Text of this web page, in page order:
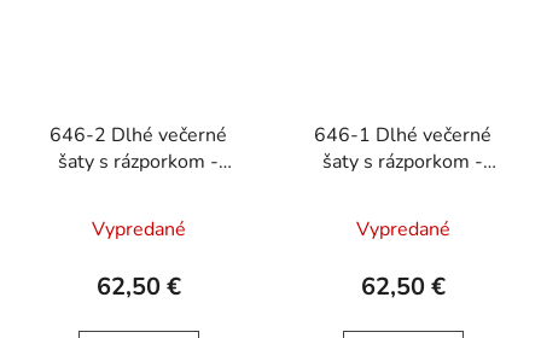
646-2 Dlhé večerné
šaty s rázporkom -
Vypredané
62,50 €
646-1 Dlhé večerné
šaty s rázporkom -
Vypredané
62,50 €